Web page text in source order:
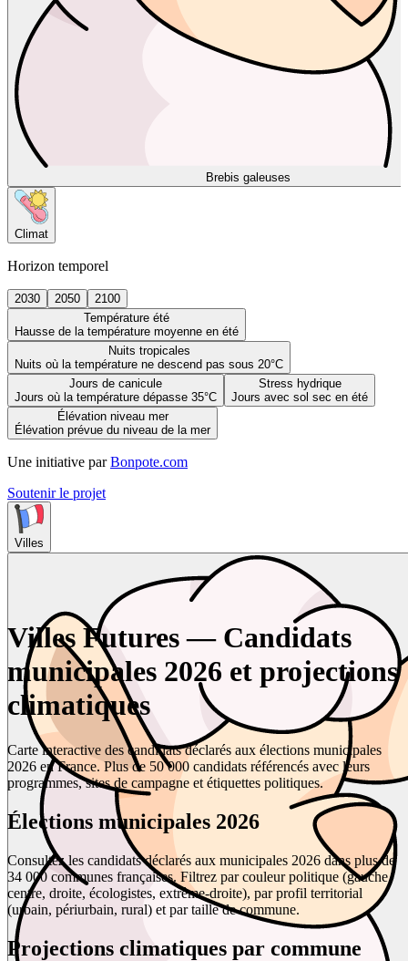
Brebis galeuses
Climat
Horizon temporel
2030 2050
2100
Température été
Hausse de la température moyenne en été
Nuits tropicales
Nuits où la température ne descend pas sous 20°C
Jours de canicule
Jours où la température dépasse 35°C
Stress hydrique
Jours avec sol sec en été
Élévation niveau mer
Élévation prévue du niveau de la mer
Une initiative par Bonpote.com
Soutenir le projet
Villes
Villes Futures — Candidats
municipales 2026 et projections
climatiques
Carte interactive des candidats déclarés aux élections municipales
2026 en France. Plus de 50 000 candidats référencés avec leurs
programmes, sites de campagne et étiquettes politiques.
Élections municipales 2026
Consultez les candidats déclarés aux municipales 2026 dans plus de
34 000 communes françaises. Filtrez par couleur politique (gauche,
centre, droite, écologistes, extrême-droite), par profil territorial
(urbain, périurbain, rural) et par taille de commune.
Projections climatiques par commune